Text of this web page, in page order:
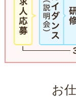
お